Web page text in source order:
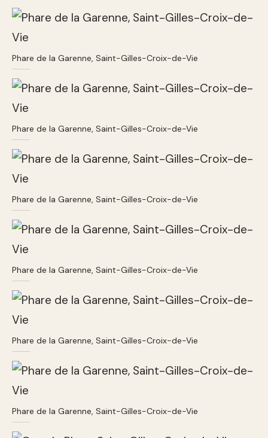
Phare de la Garenne, Saint-Gilles-Croix-de-Vie
Phare de la Garenne, Saint-Gilles-Croix-de-Vie
Phare de la Garenne, Saint-Gilles-Croix-de-Vie
Phare de la Garenne, Saint-Gilles-Croix-de-Vie
Phare de la Garenne, Saint-Gilles-Croix-de-Vie
Phare de la Garenne, Saint-Gilles-Croix-de-Vie